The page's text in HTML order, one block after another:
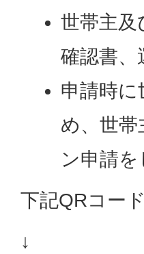
世帯主及
確認書、
申請時
め、世
ン申請
下記QRコー
↓